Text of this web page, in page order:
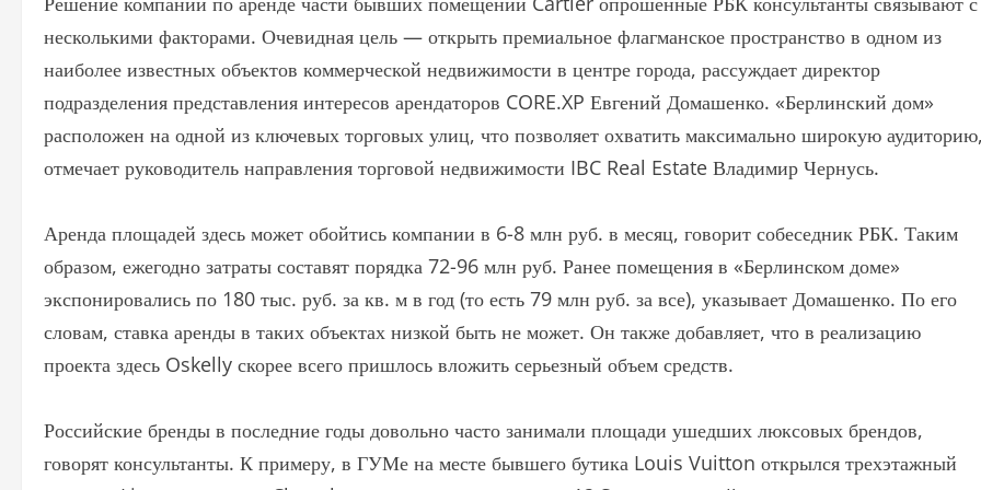
несколькими факторами. Очевидная цель — открыть премиальное флагманское пространство в одном из
наиболее известных объектов коммерческой недвижимости в центре города, рассуждает директор
подразделения представления интересов арендаторов CORE.XP Евгений Домашенко. «Берлинский дом»
расположен на одной из ключевых торговых улиц, что позволяет охватить максимально широкую
отмечает руководитель направления торговой недвижимости IBC Real Estate Владимир Чернусь.
Аренда площадей здесь может обойтись компании в 6-8 млн руб. в месяц, говорит собеседник РБК. Таким
образом, ежегодно затраты составят порядка 72-96 млн руб. Ранее помещения в «Берлинском доме»
экспонировались по 180 тыс. руб. за кв. м в год (то есть 79 млн руб. за все), указывает Домашенко. По его
словам, ставка аренды в таких объектах низкой быть не может. Он также добавляет, что в реализацию
проекта здесь Oskelly скорее всего пришлось вложить серьезный объем средств.
Российские бренды в последние годы довольно часто занимали площади ушедших люксовых брендов,
говорят консультанты. К примеру, в ГУМе на месте бывшего бутика Louis Vuitton открылся трехэтажный